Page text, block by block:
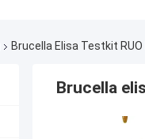
Brucella Elisa Testkit
Brucella